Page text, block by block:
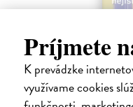
Príjmete
K prevádzke
využívame cookies